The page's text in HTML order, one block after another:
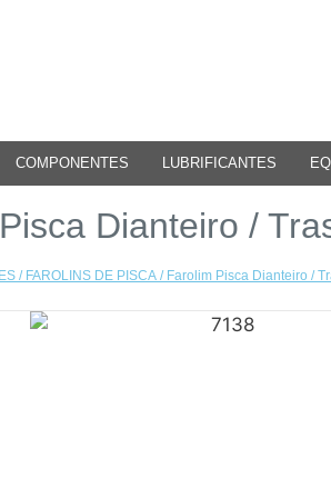
COMPONENTES LUBRIFICANTES
Dianteiro /
/ FAROLINS DE PISCA / Farolim Pisca Dianteiro /